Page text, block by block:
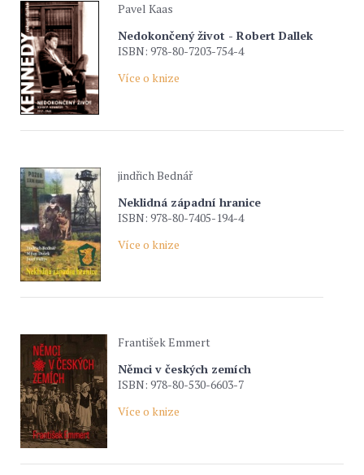
Pavel Kaas
Nedokončený život - Robert Dallek
ISBN: 978-80-7203-754-4
Více o knize
jindřich Bednář
Neklidná západní hranice
ISBN: 978-80-7405-194-4
Více o knize
František Emmert
Němci v českých zemích
ISBN: 978-80-530-6603-7
Více o knize